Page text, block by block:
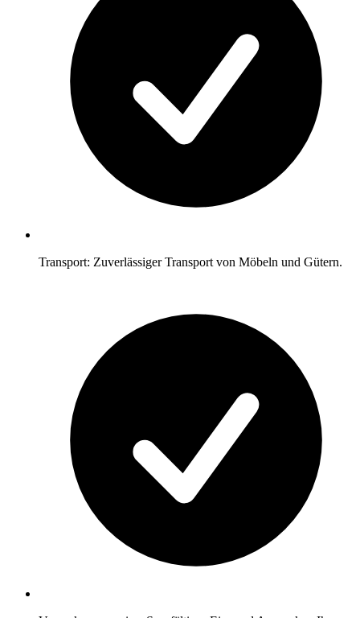
Transport: Zuverlässiger Transport von Möbeln und Gütern.